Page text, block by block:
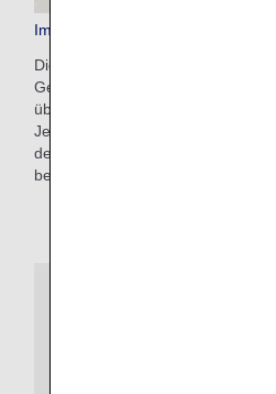
Im Voraus bezahltes Zusatzgepäck
Dies ist ein bequemer Service, mit
Gebühren für Gepäck, das die
überschreitet, vorab auf der ANA-
Je nach Gewichtsbeschränkungen
der Preis 100 bis 200 USD. Nach
beantragen.